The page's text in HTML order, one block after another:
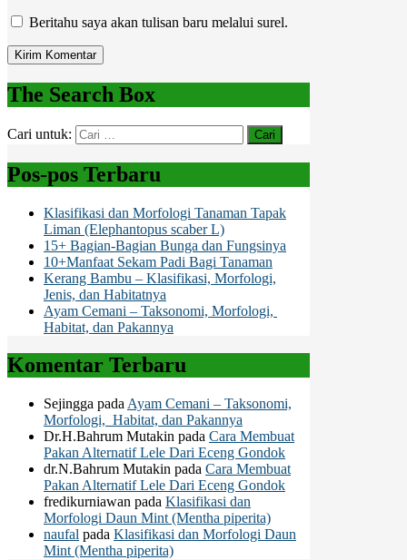
Beritahu saya akan tulisan baru melalui surel.
The Search Box
Cari untuk:
Pos-pos Terbaru
Klasifikasi dan Morfologi Tanaman Tapak
Liman (Elephantopus scaber L)
15+ Bagian-Bagian Bunga dan Fungsinya
10+Manfaat Sekam Padi Bagi Tanaman
Kerang Bambu – Klasifikasi, Morfologi,
Jenis, dan Habitatnya
Ayam Cemani – Taksonomi, Morfologi,
Habitat, dan Pakannya
Komentar Terbaru
Sejingga pada Ayam Cemani – Taksonomi,
Morfologi, Habitat, dan Pakannya
Dr.H.Bahrum Mutakin pada Cara Membuat
Pakan Alternatif Lele Dari Eceng Gondok
dr.N.Bahrum Mutakin pada Cara Membuat
Pakan Alternatif Lele Dari Eceng Gondok
fredikurniawan pada Klasifikasi dan
Morfologi Daun Mint (Mentha piperita)
naufal pada Klasifikasi dan Morfologi Daun
Mint (Mentha piperita)